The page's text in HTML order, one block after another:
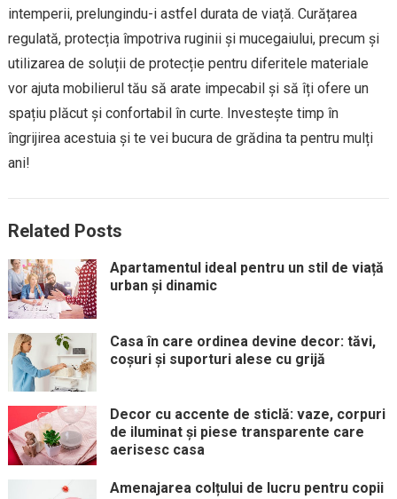
intemperii, prelungindu-i astfel durata de viață. Curățarea
regulată, protecția împotriva ruginii și mucegaiului, precum și
utilizarea de soluții de protecție pentru diferitele materiale
vor ajuta mobilierul tău să arate impecabil și să îți ofere un
spațiu plăcut și confortabil în curte. Investește timp în
îngrijirea acestuia și te vei bucura de grădina ta pentru mulți
ani!
Related Posts
Apartamentul ideal pentru un stil de viață
urban și dinamic
Casa în care ordinea devine decor: tăvi,
coșuri și suporturi alese cu grijă
Decor cu accente de sticlă: vaze, corpuri
de iluminat și piese transparente care
aerisesc casa
Amenajarea colțului de lucru pentru copii